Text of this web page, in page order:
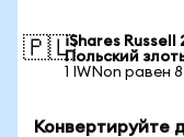
🇵🇱iShares Russell
Польский
1 IWNon равен
Конвертируйте